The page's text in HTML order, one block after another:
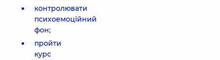
контролювати
психоемоційний
фон;
пройти
курс